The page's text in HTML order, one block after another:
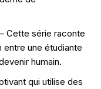
– Cette série raconte
entre une étudiante
humain.
qui utilise des